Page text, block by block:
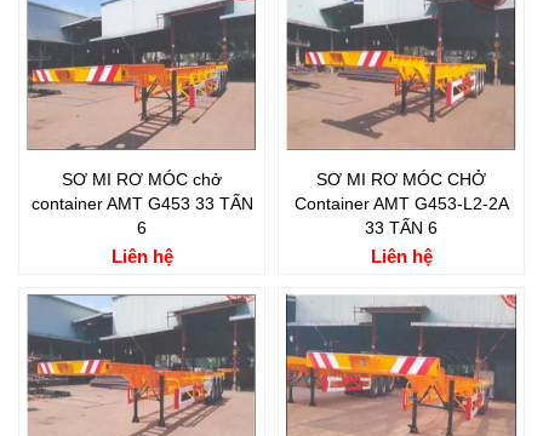
SƠ MI RƠ MÓC chở
container AMT G453 33 TẤN
6
Liên hệ
SƠ MI RƠ MÓC CHỞ
Container AMT G453-L2-2A
33 TẤN 6
Liên hệ